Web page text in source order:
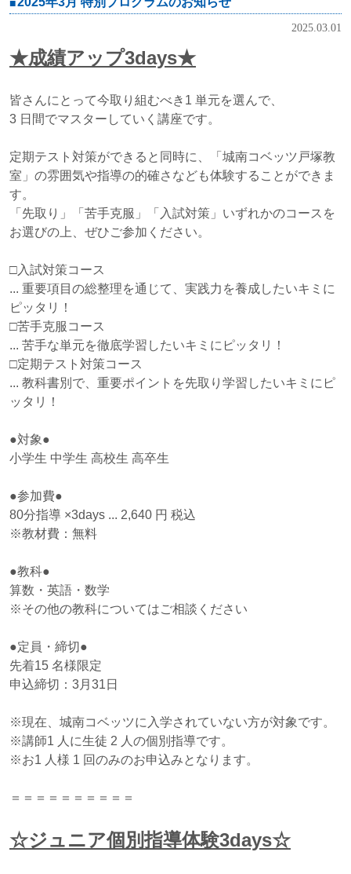
2025.03.01
★成績アップ3days★
皆さんにとって今取り組むべき1 単元を選んで、
3 日間でマスターしていく講座です。
定期テスト対策ができると同時に、「城南コベッツ戸塚教
室」の雰囲気や指導の的確さなども体験することができま
す。
「先取り」「苦手克服」「入試対策」いずれかのコースを
お選びの上、ぜひご参加ください。
□入試対策コース
... 重要項目の総整理を通じて、実践力を養成したいキミに
ピッタリ！
□苦手克服コース
... 苦手な単元を徹底学習したいキミにピッタリ！
□定期テスト対策コース
... 教科書別で、重要ポイントを先取り学習したいキミにピ
ッタリ！
●対象●
小学生 中学生 高校生 高卒生
●参加費●
80分指導 ×3days ... 2,640 円 税込
※教材費：無料
●教科●
算数・英語・数学
※その他の教科についてはご相談ください
●定員・締切●
先着15 名様限定
申込締切：3月31日
※現在、城南コベッツに入学されていない方が対象です。
※講師1 人に生徒 2 人の個別指導です。
※お1 人様 1 回のみのお申込みとなります。
＝＝＝＝＝＝＝＝＝＝
☆ジュニア個別指導体験3days☆